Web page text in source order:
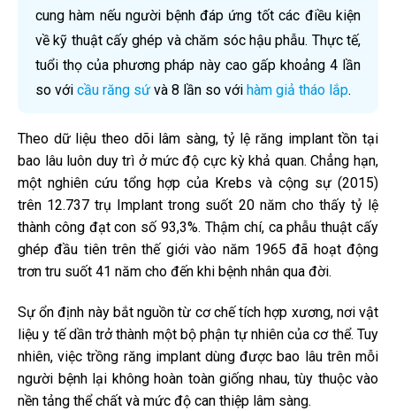
cung hàm nếu người bệnh đáp ứng tốt các điều kiện
về kỹ thuật cấy ghép và chăm sóc hậu phẫu. Thực tế,
tuổi thọ của phương pháp này cao gấp khoảng 4 lần
so với cầu răng sứ và 8 lần so với hàm giả tháo lắp.
Theo dữ liệu theo dõi lâm sàng, tỷ lệ răng implant tồn tại
bao lâu luôn duy trì ở mức độ cực kỳ khả quan. Chẳng hạn,
một nghiên cứu tổng hợp của Krebs và cộng sự (2015)
trên 12.737 trụ Implant trong suốt 20 năm cho thấy tỷ lệ
thành công đạt con số 93,3%. Thậm chí, ca phẫu thuật cấy
ghép đầu tiên trên thế giới vào năm 1965 đã hoạt động
trơn tru suốt 41 năm cho đến khi bệnh nhân qua đời.
Sự ổn định này bắt nguồn từ cơ chế tích hợp xương, nơi vật
liệu y tế dần trở thành một bộ phận tự nhiên của cơ thể. Tuy
nhiên, việc trồng răng implant dùng được bao lâu trên mỗi
người bệnh lại không hoàn toàn giống nhau, tùy thuộc vào
nền tảng thể chất và mức độ can thiệp lâm sàng.